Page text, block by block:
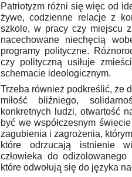
Patriotyzm różni się więc od
żywe, codzienne relacje z
szkole, w pracy czy miejscu
nacechowane niechęcią
programy polityczne.
czy polityczną usiłuje
schemacie ideologicznym.
Trzeba również podkreślić, że
miłość bliźniego,
konkretnych ludzi, otwartość
być we współczesnym
zagubienia i zagrożenia,
które odrzucają istnienie
człowieka do
które odwołują się do języka